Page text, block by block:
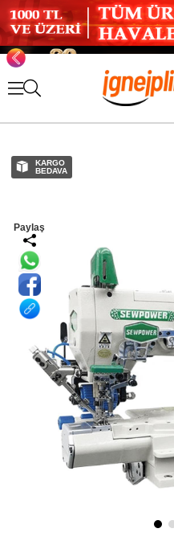
KARGO
BEDAVA
Paylaş